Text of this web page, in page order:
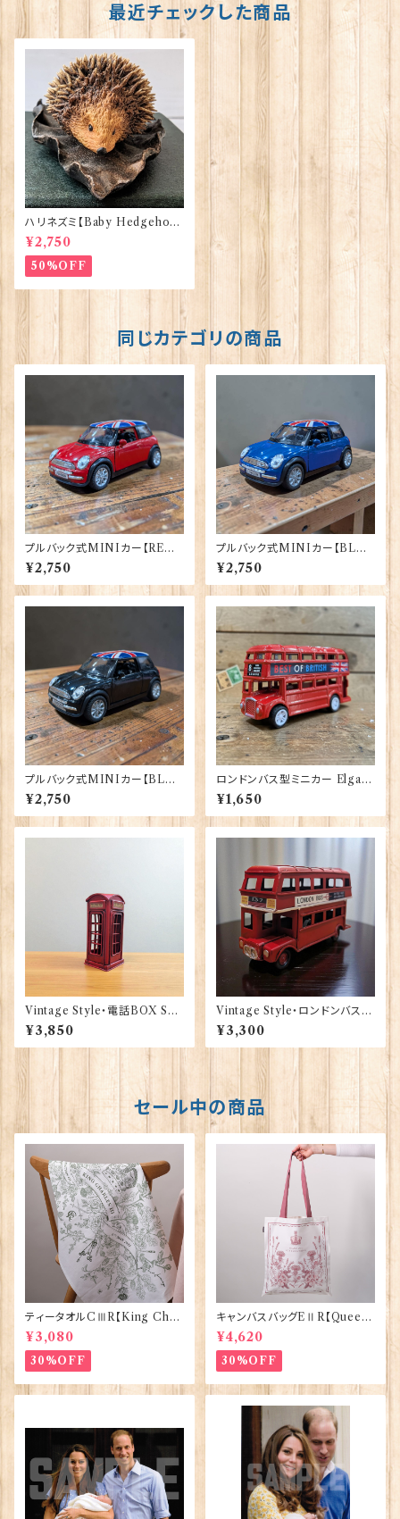
最近チェックした商品
ハリネズミ【Baby Hedgehog
on Leaf】Bowbrook Studios
41065
¥2,750
50%OFF
同じカテゴリの商品
プルバック式MINIカー【RED】
A＆W Gifts 40175（22-11）
¥2,750
プルバック式MINIカー【BLU
E】A＆W Gifts 40176（22-12）
¥2,750
プルバック式MINIカー【BLAC
K】A＆W Gifts 40177（22-14）
¥2,750
ロンドンバス型ミニカー Elgate
Products 40174
¥1,650
Vintage Style・電話BOX Sm
all NW1London 40170
¥3,850
Vintage Style・ロンドンバス S
mall NW1London 40166
¥3,300
セール中の商品
ティータオルCⅢR【King Char
lesⅢ Coronation】Victoria
Eggs 50129
¥3,080
30%OFF
キャンバスバッグEⅡR【Queen
ElizabethⅡ Commemorativ
e】Victoria Eggs 90332
¥4,620
30%OFF